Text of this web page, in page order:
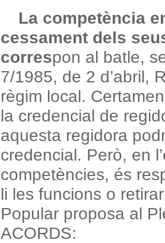
La competència
cessament dels
correspon al batle,
7/1985, de 2 d’abril,
règim local.
la credencial de
aquesta regidora
credencial. Però, en
competències, és
li les funcions o
Popular proposa al
ACORDS: